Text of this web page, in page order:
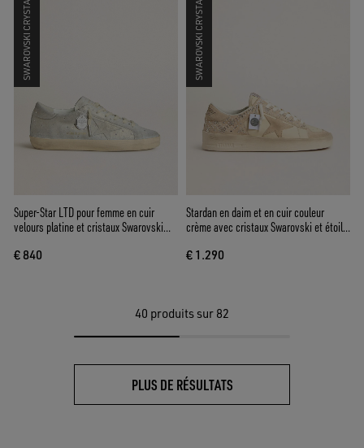
SWAROVSKI CRYSTALS
Super-Star LTD pour femme en cuir
velours platine et cristaux Swarovski
€ 840
SWAROVSKI CRYSTALS
Stardan en daim et en cuir couleur
crème avec cristaux Swarovski et étoile
€ 1.290
40 produits sur 82
PLUS DE RÉSULTATS